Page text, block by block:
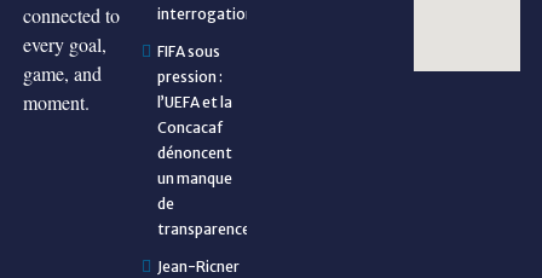
connected to
every goal,
game, and
moment.
interrogations
FIFA sous
pression :
l’UEFA et la
Concacaf
dénoncent
un manque
de
transparence
Jean-Ricner